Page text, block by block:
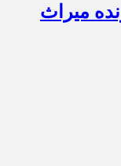
میراث